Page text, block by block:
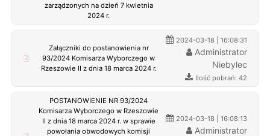
zarządzonych na dzień 7 kwietnia
2024 r.
Załączniki do postanowienia nr
93/2024 Komisarza Wyborczego w
Rzeszowie II z dnia 18 marca 2024 r.
2024-03-18 | 16:08:31
Administrator
Niebylec
Ilość pobrań: 42
POSTANOWIENIE NR 93/2024
Komisarza Wyborczego w Rzeszowie
II z dnia 18 marca 2024 r. w sprawie
powołania obwodowych komisji
2024-03-18 | 16:08:13
Administrator